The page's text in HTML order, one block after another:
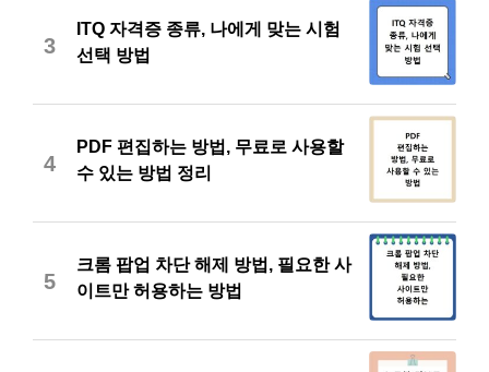
3
ITQ 자격증 종류, 나에게 맞는 시험
선택 방법
4
PDF 편집하는 방법, 무료로 사용할
수 있는 방법 정리
5
크롬 팝업 차단 해제 방법, 필요한 사
이트만 허용하는 방법